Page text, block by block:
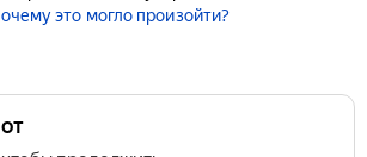
это могло произойти?